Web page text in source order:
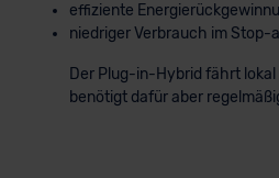
effiziente
niedriger Verbrauch im Stop-
Der Plug-in-Hybrid fährt
benötigt dafür aber